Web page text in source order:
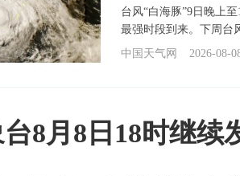
台风“白海豚”9日晚上
最强时段到来。下周台
中国天气网
2026-08-
8月8日18时继续